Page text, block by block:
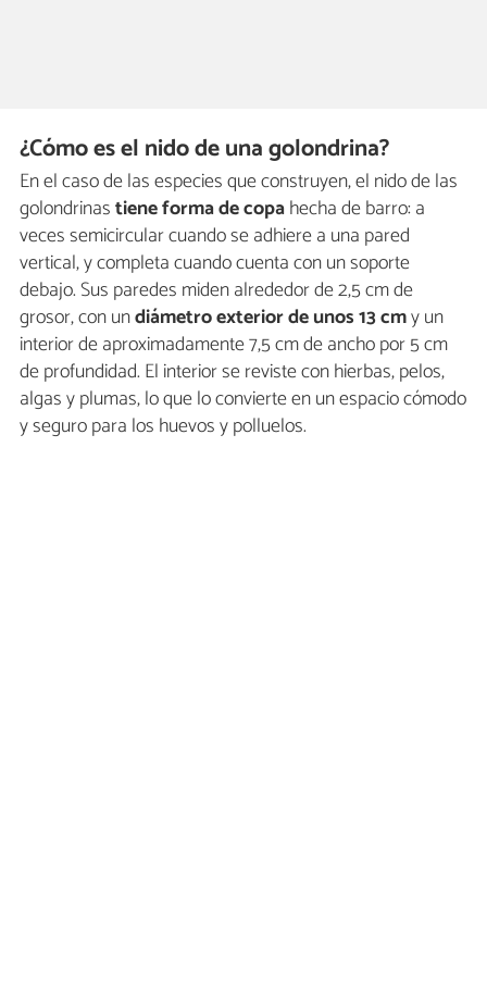
¿Cómo es el nido de una golondrina?
En el caso de las especies que construyen, el nido de las
golondrinastiene forma de copahecha de barro: a
veces semicircular cuando se adhiere a una pared
vertical, y completa cuando cuenta con un soporte
debajo. Sus paredes miden alrededor de 2,5 cm de
grosor, con undiámetro exterior de unos 13 cmy un
interior de aproximadamente 7,5 cm de ancho por 5 cm
de profundidad. El interior se reviste con hierbas, pelos,
algas y plumas, lo que lo convierte en un espacio cómodo
y seguro para los huevos y polluelos.